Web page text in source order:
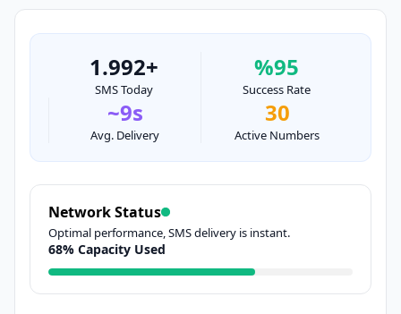
1.992+
SMS Today
%95
Success Rate
~9s
Avg. Delivery
30
Active Numbers
Network Status
Optimal performance, SMS delivery is instant.
68% Capacity Used